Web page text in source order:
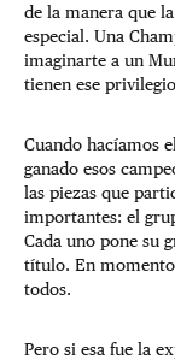
de la manera que
especial. Una
imaginarte a un
tienen ese
Cuando hacíamos
ganado esos
las piezas que
importantes: el
Cada uno pone su
título. En
todos.
Pero si esa fue la